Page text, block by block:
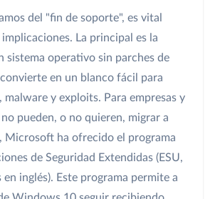
del "fin de soporte", es vital
La principal es la
sistema operativo sin parches de
en un blanco fácil para
malware y exploits. Para empresas y
pueden, o no quieren, migrar a
Microsoft ha ofrecido el programa
de Seguridad Extendidas (ESU,
en inglés). Este programa permite a